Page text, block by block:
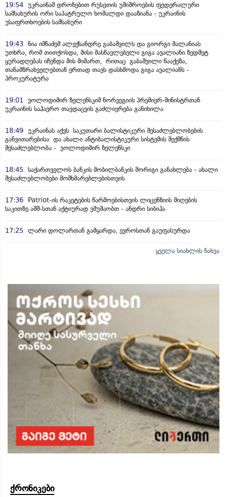
19:54 უკრაინამ დრონებით რუსეთის უშიშროების ფედერალური
სამსახურის ორი საპატრულო ხომალდი დააზიანა - უკრაინის
უსაფრთხოების სამსახური
19:43 ნია იმნაძემ ალექსანდრე გაბაშვილს და გიორგი მალანიას
უთხრა, რომ თითქოსდა, მისი მასწავლებელი გიგა ავალიანი ზედმეტ
ყურადღებას იჩენდა მის მიმართ, რითაც გაბაშვილი წააქეზა,
თანამზრახველებთან ერთად თავს დასხმოდა გიგა ავალიანს -
პროკურატურა
19:01
ვოლოდიმირ ზელენსკიმ ნორვეგიის პრემიერ-მინისტრთან
უკრაინის საჰაერო თავდაცვის გაძლიერება განიხილა
18:49 უკრაინას აქვს საკუთარი ბალისტიკური შესაძლებლობების
განვითარებისა და ახალი ანტიბალისტიკური სისტემის შექმნის
შესაძლებლობა - ვოლოდიმირ ზელენსკი
18:45 საქართველოს ბანკის მობილბანკის მორიგი განახლება - ახალი
შესაძლებლობები მომხმარებლებისთვის
17:36
Patriot-ის რაკეტების წარმოებისთვის ლიცენზიის მიღების
საკითზე აშშ-სთან აქტიურად ვმუშაობთ - ანდრი სიბიჰა
17:25 ლარი დოლართან გამყარდა, ევროსთან გაუფასურდა
ყველა სიახლის ნახვა
ქრონიკები